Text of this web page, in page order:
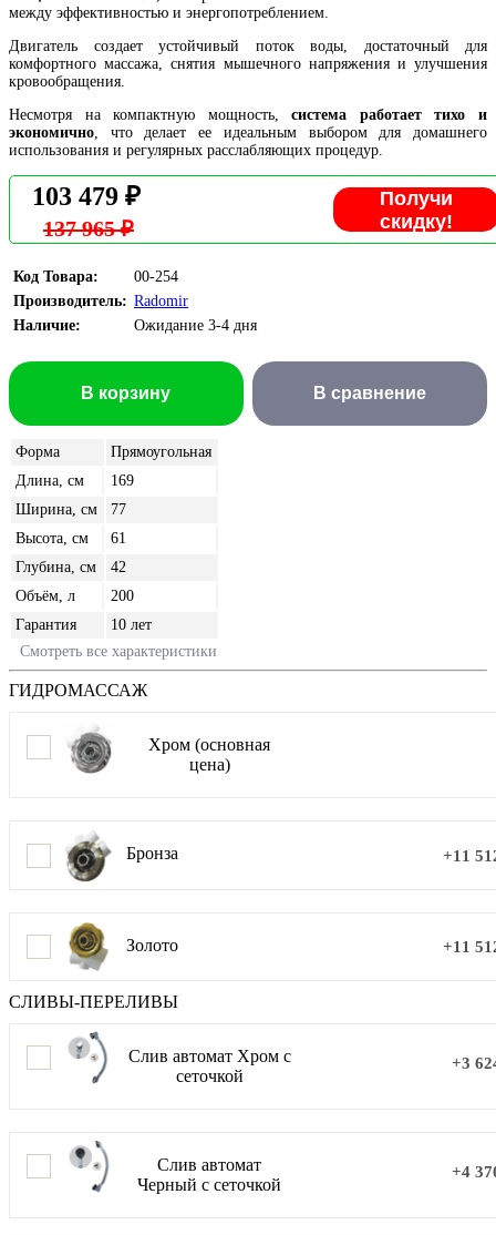
между эффективностью и энергопотреблением.
Двигатель создает устойчивый поток воды, достаточный для
комфортного массажа, снятия мышечного напряжения и улучшения
кровообращения.
Несмотря на компактную мощность,система работает тихо и
экономично, что делает ее идеальным выбором для домашнего
использования и регулярных расслабляющих процедур.
137 965 ₽
103 479 ₽
Получи
скидку!
Код Товара:
00-254
Производитель: Radomir
Наличие:
Ожидание 3-4 дня
В сравнение
В корзину
Форма
Прямоугольная
Длина, см
169
Ширина, см
77
Высота, см
61
Глубина, см
42
Объём, л
200
Гарантия
10 лет
Смотреть все характеристики
ГИДРОМАССАЖ
Хром (основная
цена)
Бронза +11
Золото +11
СЛИВЫ-ПЕРЕЛИВЫ
Слив автомат Хром с
сеточкой
+3
Слив автомат
Черный с сеточкой
+4